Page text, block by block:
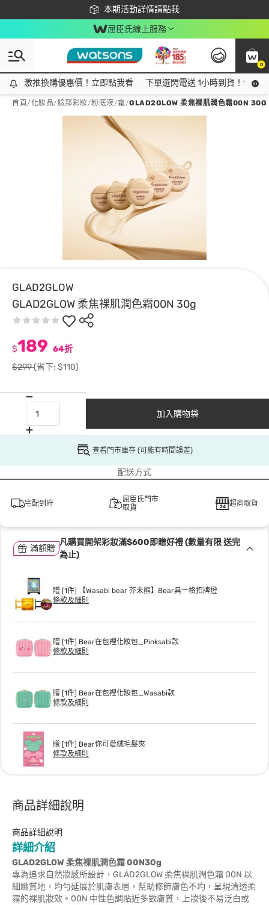
本期活動詳情請點我
下載app最高回饋$350
屈臣氏線上服務
0
激推換購優惠價！立即點我看
激推換購優惠價！立即點我看 下單選閃電送 1小時到貨！領神
首頁/化妝品/臉部彩妝/粉底液/霜/GLAD2GLOW 柔焦裸肌潤色霜00N 30G
GLAD2GLOW
GLAD2GLOW 柔焦裸肌潤色霜00N 30g
$189 64折
$299(省下: $110)
加入購物袋
查看門市庫存 (可能有時間誤差)
配送方式
宅配到府
屈臣氏門市
取貨
超商取貨
滿額贈
凡購買開架彩妝滿$600即贈好禮 (數量有限 送完
為止)
贈 [1件] 【Wasabi bear 芥末熊】Bear具一格招牌燈
條款及細則
贈 [1件] Bear在包裡化妝包_Pinksabi款
條款及細則
贈 [1件] Bear在包裡化妝包_Wasabi款
條款及細則
贈 [1件] Bear你可愛絨毛髮夾
條款及細則
商品詳細說明
商品詳細說明
詳細介紹
GLAD2GLOW 柔焦裸肌潤色霜 00N30g
專為追求自然妝感所設計，GLAD2GLOW 柔焦裸肌潤色霜 00N 以
細緻質地，均勻延展於肌膚表層，幫助修飾膚色不均，呈現清透柔
霧的裸肌妝效。00N 中性色調貼近多數膚質，上妝後不易泛白或